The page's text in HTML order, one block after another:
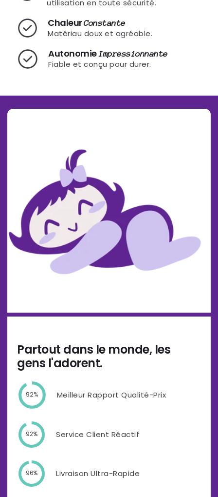
utilisation en toute sécurité.
ChaleurConstante
Matériau doux et agréable.
AutonomieImpressionnante
Fiable et conçu pour durer.
Partout dans le monde, les
gens l'adorent.
92% Meilleur Rapport Qualité-Prix
92% Service Client Réactif
96% Livraison Ultra-Rapide